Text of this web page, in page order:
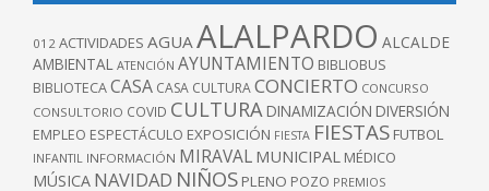
012 ACTIVIDADES AGUA ALALPARDO ALCALDE
AMBIENTAL ATENCIÓN AYUNTAMIENTO BIBLIOBUS
BIBLIOTECACASA CASA CULTURACONCIERTO CONCURSO
CONSULTORIO COVID CULTURA DINAMIZACIÓN DIVERSIÓN
EMPLEO ESPECTÁCULO EXPOSICIÓN FIESTA FIESTAS FUTBOL
INFANTIL INFORMACIÓN MIRAVAL MUNICIPAL MÉDICO
MÚSICA NAVIDAD NIÑOS PLENO POZO PREMIOS